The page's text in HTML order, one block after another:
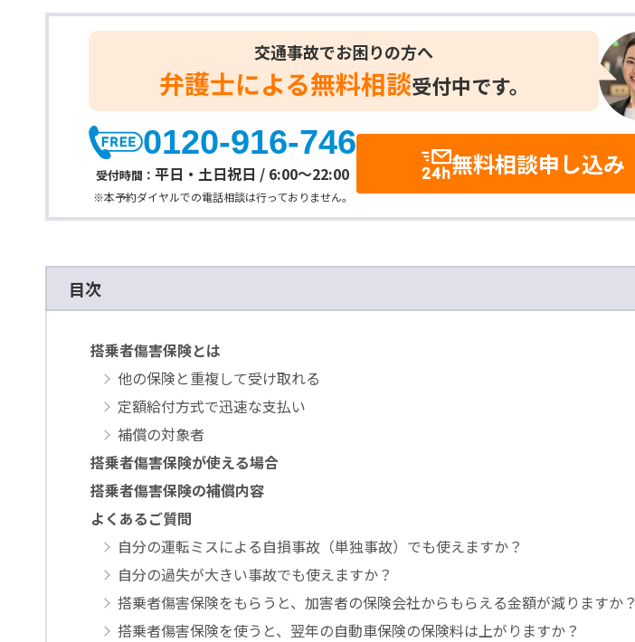
交通事故でお困りの方へ
弁護士による無料相談受付中です。
0120-916-746
受付時間： 平日・土日祝日 / 6:00～22:00
※本予約ダイヤルでの電話相談は行っておりません。
無料相談申し込み
目次
搭乗者傷害保険とは
他の保険と重複して受け取れる
定額給付方式で迅速な支払い
補償の対象者
搭乗者傷害保険が使える場合
搭乗者傷害保険の補償内容
よくあるご質問
自分の運転ミスによる自損事故（単独事故）でも使えますか？
自分の過失が大きい事故でも使えますか？
搭乗者傷害保険をもらうと、加害者の保険会社からもらえる金額が減りますか？
搭乗者傷害保険を使うと、翌年の自動車保険の保険料は上がりますか？